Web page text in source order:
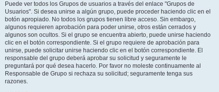
Puede ver todos los Grupos de usuarios a través del enlace "Grupos de
Usuarios". Si desea unirse a algún grupo, puede proceder haciendo clic en el
botón apropiado. No todos los grupos tienen libre acceso. Sin embargo,
algunos requieren aprobación para poder unirse, otros están cerrados y
algunos son ocultos. Si el grupo se encuentra abierto, puede unirse haciendo
clic en el botón correspondiente. Si el grupo requiere de aprobación para
unirse, puede solicitar unirse haciendo clic en el botón correspondiente. El
responsable del grupo deberá aprobar su solicitud y seguramente le
preguntará por qué desea hacerlo. Por favor no moleste continuamente al
Responsable de Grupo si rechaza su solicitud; seguramente tenga sus
razones.